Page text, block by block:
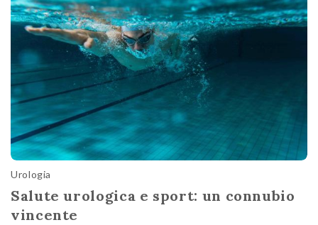
Urologia
Salute urologica e sport: un connubio
vincente